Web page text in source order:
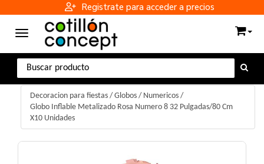
Registrate para acceder a precios
Toggle navigation
Decoracion para fiestas / Globos / Numericos /
Globo Inflable Metalizado Rosa Numero 8 32 Pulgadas/80 Cm
X10 Unidades